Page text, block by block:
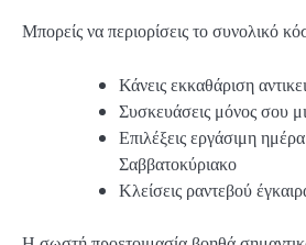
Μπορείς να περιορίσεις το συνολικό
Κάνεις εκκαθάριση
Συσκευάσεις μόνος σου
Επιλέξεις εργάσιμη ημέρα
Σαββατοκύριακο
Κλείσεις ραντεβού